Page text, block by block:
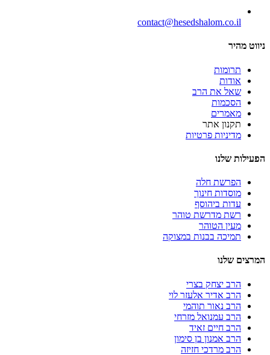
contact@hesedshalom.co.il
ניווט מהיר
תרומות
אודות
שאל את הרב
הסכמות
מאמרים
תקנון אתר
מדיניות פרטיות
הפעילות שלנו
הפרשת חלה
מוסדות חינוך
עדות ביהוסף
רשת מדרשת טוהר
מעין הטוהר
תמיכה בבנות במצוקה
המרצים שלנו
הרב יצחק בצרי
הרב אדיר אלעזר לוי
הרב נאור תוהמי
הרב עמנואל מזרחי
הרב חיים זאיד
הרב אמנון בן סימון
הרב מרדכי חזיזה